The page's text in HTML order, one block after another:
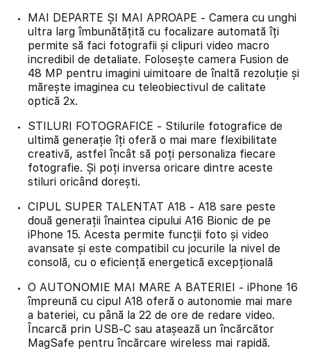
MAI DEPARTE ȘI MAI APROAPE - Camera cu unghi
ultra larg îmbunătățită cu focalizare automată îți
permite să faci fotografii și clipuri video macro
incredibil de detaliate. Folosește camera Fusion de
48 MP pentru imagini uimitoare de înaltă rezoluție și
mărește imaginea cu teleobiectivul de calitate
optică 2x.
STILURI FOTOGRAFICE - Stilurile fotografice de
ultimă generație îți oferă o mai mare flexibilitate
creativă, astfel încât să poți personaliza fiecare
fotografie. Și poți inversa oricare dintre aceste
stiluri oricând dorești.
CIPUL SUPER TALENTAT A18 - A18 sare peste
două generații înaintea cipului A16 Bionic de pe
iPhone 15. Acesta permite funcții foto și video
avansate și este compatibil cu jocurile la nivel de
consolă, cu o eficiență energetică excepțională
O AUTONOMIE MAI MARE A BATERIEI - iPhone 16
împreună cu cipul A18 oferă o autonomie mai mare
a bateriei, cu până la 22 de ore de redare video.
Încarcă prin USB-C sau atașează un încărcător
MagSafe pentru încărcare wireless mai rapidă.